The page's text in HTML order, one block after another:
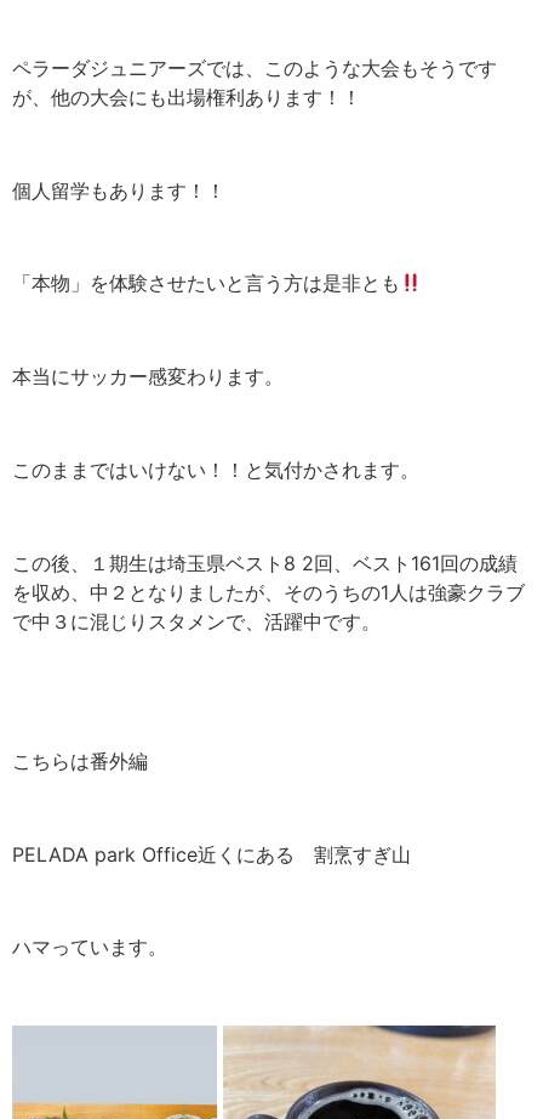
ペラーダジュニアーズでは、このような大会もそうです
が、他の大会にも出場権利あります！！
個人留学もあります！！
「本物」を体験させたいと言う方は是非とも
本当にサッカー感変わります。
このままではいけない！！と気付かされます。
この後、１期生は埼玉県ベスト8 2回、ベスト161回の成績
を収め、中２となりましたが、そのうちの1人は強豪クラブ
で中３に混じりスタメンで、活躍中です。
こちらは番外編
PELADA park Office近くにある 割烹すぎ山
ハマっています。